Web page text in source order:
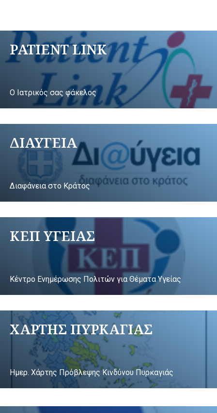
PATIENT LINK
Ο Ιατρικός σας φάκελος
ΔΙΑΥΓΕΙΑ
Διαφάνεια στο Κράτος
ΚΕΠ ΥΓΕΙΑΣ
Κέντρο Ενημέρωσης Πολιτών για Θέματα Υγείας
ΧΑΡΤΗΣ ΠΥΡΚΑΓΙΑΣ
Ημερ. Χάρτης Πρόβλεψης Κινδύνου Πυρκαγιάς